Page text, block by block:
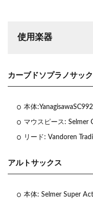
使用楽器
カーブドソプラノサッ
本体:YanagisawaSC992
マウスピース: Selmer
リード: Vandoren
アルトサックス
本体: Selmer Super